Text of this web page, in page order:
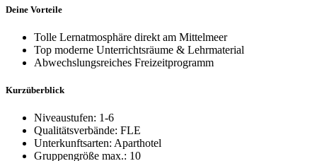
Deine Vorteile
Tolle Lernatmosphäre direkt am Mittelmeer
Top moderne Unterrichtsräume & Lehrmaterial
Abwechslungsreiches Freizeitprogramm
Kurzüberblick
Niveaustufen: 1-6
Qualitätsverbände: FLE
Unterkunftsarten: Aparthotel
Gruppengröße max.: 10